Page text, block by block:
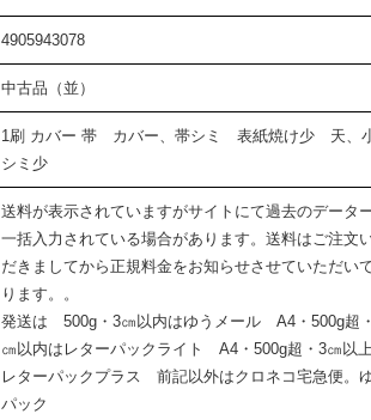
4905943078
中古品（並）
1刷 カバー 帯 カバー、帯シミ 表紙焼け少 天、
シミ少
送料が表示されていますがサイトにて過去のデータ
一括入力されている場合があります。送料はご注文
だきましてから正規料金をお知らせさせていただい
ります。。
発送は 500g・3㎝以内はゆうメール A4・500g超
㎝以内はレターパックライト A4・500g超・3㎝以
レターパックプラス 前記以外はクロネコ宅急便。
パック